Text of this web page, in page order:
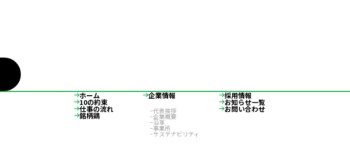
ホーム
10の約束
仕事の流れ
銘柄鶏
企業情報
代表挨拶
企業概要
沿革
事業所
サステナビリティ
採用情報
お知らせ一覧
お問い合わせ